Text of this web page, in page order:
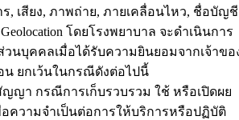
, เสียง, ภาพถ่าย, ภายเคลื่อนไหว, ชื่อบัญชี
Geolocation โดยโรงพยาบาล จะดำเนินการ
วนบุคคลเมื่อได้รับความยินยอมจากเจ้าขอ
ยกเว้นในกรณีดังต่อไปนี้
ญญา กรณีการเก็บรวบรวม ใช้ หรือเปิดผย
ความจำเป็นต่อการให้บริการหรือปฏิบัติ